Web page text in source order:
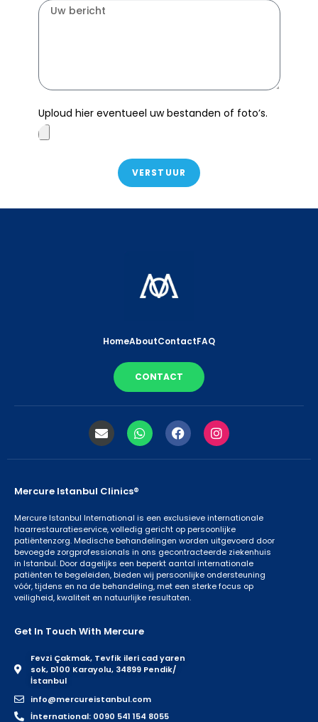
Uploud hier eventueel uw bestanden of foto’s.
VERSTUUR
HomeAboutContactFAQ
CONTACT
Mercure Istanbul Clinics®
Mercure Istanbul International is een exclusieve internationale
haarrestauratieservice, volledig gericht op persoonlijke
patiëntenzorg. Medische behandelingen worden uitgevoerd door
bevoegde zorgprofessionals in ons gecontracteerde ziekenhuis
in Istanbul. Door dagelijks een beperkt aantal internationale
patiënten te begeleiden, bieden wij persoonlijke ondersteuning
vóór, tijdens en na de behandeling, met een sterke focus op
veiligheid, kwaliteit en natuurlijke resultaten.
Get In Touch With Mercure
Fevzi Çakmak, Tevfik ileri cad yaren
sok, D100 Karayolu, 34899 Pendik/
İstanbul
info@mercureistanbul.com
İnternational: 0090 541 154 8055